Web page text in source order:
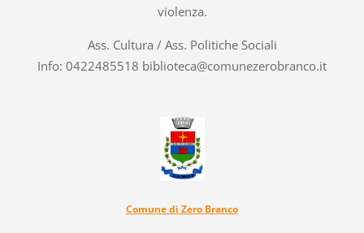
violenza.
Ass. Cultura / Ass. Politiche Sociali
Info: 0422485518 biblioteca@comunezerobranco.it
Comune di Zero Branco